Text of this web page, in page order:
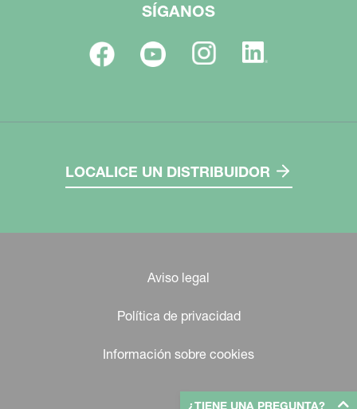
¿TIENE UNA PREGUNTA?
SÍGANOS
LOCALICE UN DISTRIBUIDOR
Aviso legal
Política de privacidad
Información sobre cookies